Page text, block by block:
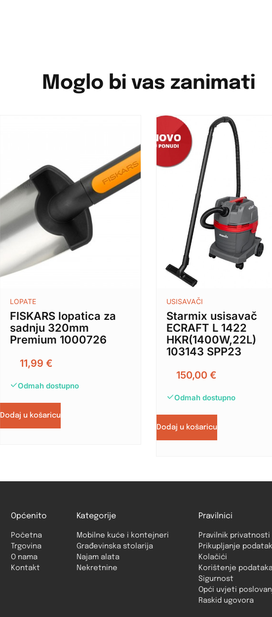
Moglo bi vas zanimati
LOPATE
FISKARS lopatica za
sadnju 320mm
Premium 1000726
11,99€
Odmah dostupno
Dodaj u košaricu
USISAVAČI
Starmix usisavač
ECRAFT L 1422
HKR(1400W,22L)
103143 SPP23
150,00 €
Odmah dostupno
Dodaj u košaricu
Općenito
Početna
Trgovina
O nama
Kontakt
Kategorije
Mobilne kuće i kontejneri
Građevinska stolarija
Najam alata
Nekretnine
Pravilnici
Pravilnik privatnosti
Prikupljanje
Kolačići
Korištenje
Sigurnost
Opći uvjeti
Raskid ugovora